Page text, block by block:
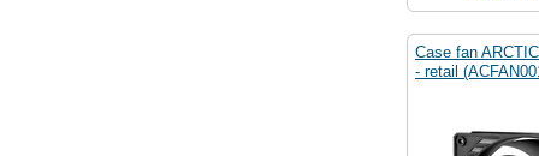
Case fan
- retail